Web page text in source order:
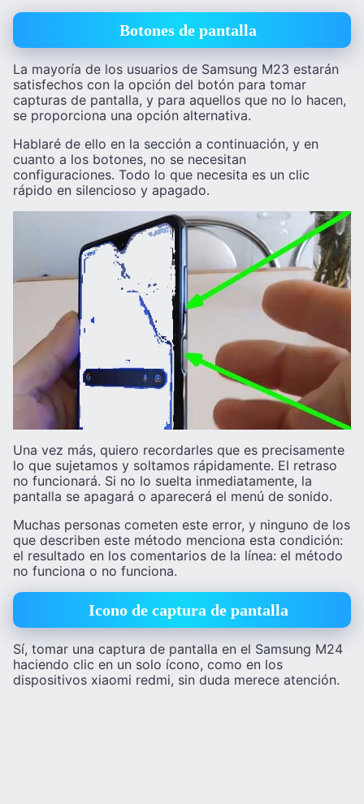
Botones de pantalla
La mayoría de los usuarios de Samsung M23 estarán
satisfechos con la opción del botón para tomar
capturas de pantalla, y para aquellos que no lo hacen,
se proporciona una opción alternativa.
Hablaré de ello en la sección a continuación, y en
cuanto a los botones, no se necesitan
configuraciones. Todo lo que necesita es un clic
rápido en silencioso y apagado.
Una vez más, quiero recordarles que es precisamente
lo que sujetamos y soltamos rápidamente. El retraso
no funcionará. Si no lo suelta inmediatamente, la
pantalla se apagará o aparecerá el menú de sonido.
Muchas personas cometen este error, y ninguno de los
que describen este método menciona esta condición:
el resultado en los comentarios de la línea: el método
no funciona o no funciona.
Icono de captura de pantalla
Sí, tomar una captura de pantalla en el Samsung M24
haciendo clic en un solo ícono, como en los
dispositivos xiaomi redmi, sin duda merece atención.